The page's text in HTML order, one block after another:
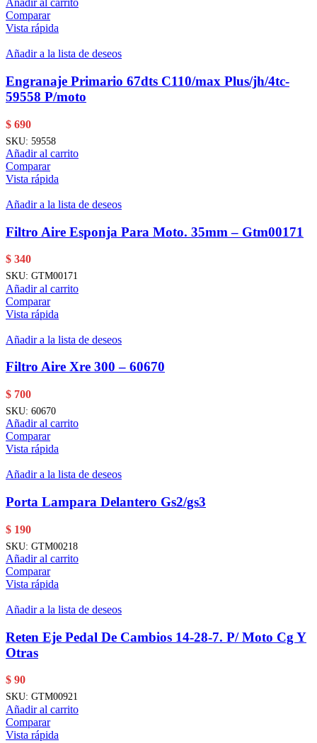
Añadir al carrito
Comparar
Vista rápida
Añadir a la lista de deseos
Engranaje Primario 67dts C110/max Plus/jh/4tc-
59558 P/moto
$ 690
SKU: 59558
Añadir al carrito
Comparar
Vista rápida
Añadir a la lista de deseos
Filtro Aire Esponja Para Moto. 35mm – Gtm00171
$ 340
SKU: GTM00171
Añadir al carrito
Comparar
Vista rápida
Añadir a la lista de deseos
Filtro Aire Xre 300 – 60670
$ 700
SKU: 60670
Añadir al carrito
Comparar
Vista rápida
Añadir a la lista de deseos
Porta Lampara Delantero Gs2/gs3
$ 190
SKU: GTM00218
Añadir al carrito
Comparar
Vista rápida
Añadir a la lista de deseos
Reten Eje Pedal De Cambios 14-28-7. P/ Moto Cg Y
Otras
$ 90
SKU: GTM00921
Añadir al carrito
Comparar
Vista rápida